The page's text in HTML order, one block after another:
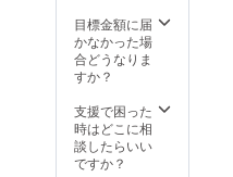
サイ
ズ：XS
/ S / M /
＝＝＝
＝＝＝
＝＝＝
＝＝
が追加
された
場合は
生地の
間が必
要な
為、お
届けが8
目標金額に届
かなかった場
合どうなりま
すか？
支援で困った
時はどこに相
談したらいい
ですか？